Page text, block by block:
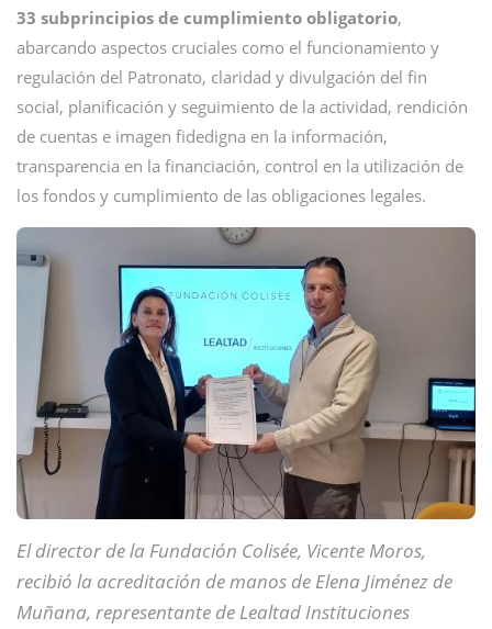
33 subprincipios de cumplimiento obligatorio,
abarcando aspectos cruciales como el funcionamiento y
regulación del Patronato, claridad y divulgación del fin
social, planificación y seguimiento de la actividad, rendición
de cuentas e imagen fidedigna en la información,
transparencia en la financiación, control en la utilización de
los fondos y cumplimiento de las obligaciones legales.
El director de la Fundación Colisée, Vicente Moros,
recibió la acreditación de manos de Elena Jiménez de
Muñana, representante de Lealtad Instituciones